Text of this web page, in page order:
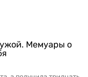
Мемуары о